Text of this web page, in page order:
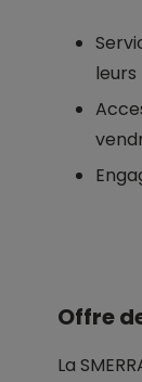
leurs
Offre
La